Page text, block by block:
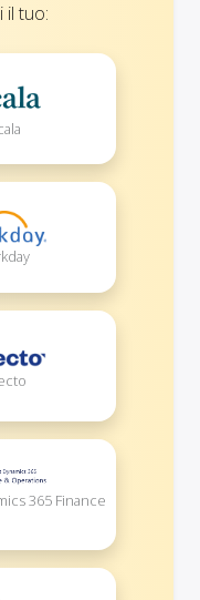
il tuo:
365 Finance